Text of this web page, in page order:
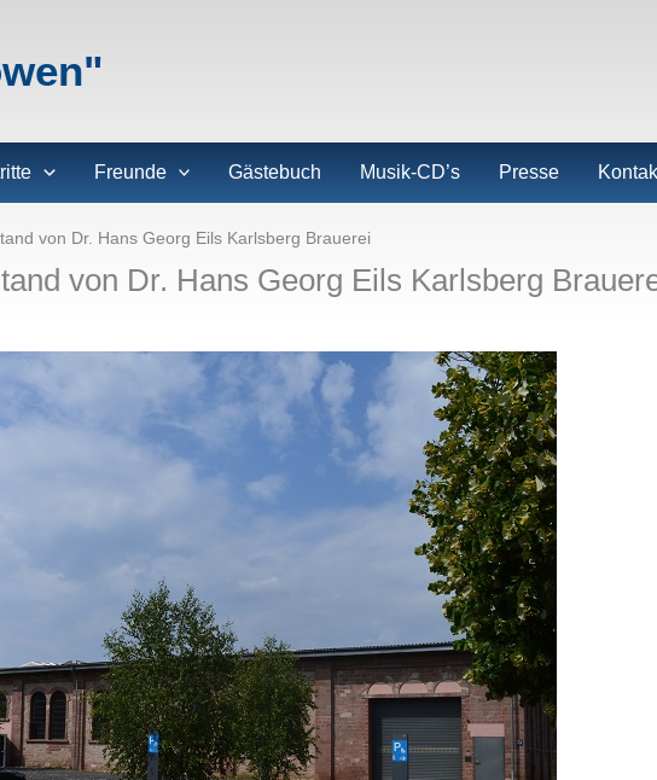
Freunde Gästebuch Musik-CD’s Presse
von Dr. Hans Georg Eils Karlsberg Brauerei
von Dr. Hans Georg Eils Karlsberg